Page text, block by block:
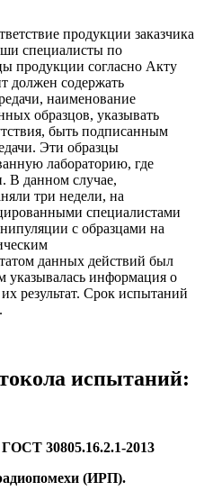
продукции заказчика
специалисты по
продукции согласно Акту
должен содержать
наименование
образцов, указывать
быть подписанным
Эти образцы
лабораторию, где
В данном случае,
три недели, на
специалистами
с образцами на
данных действий был
указывалась информация о
результат. Срок испытаний
испытаний:
30805.16.2.1-2013
(ИРП).